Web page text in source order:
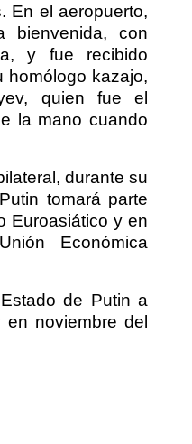
En el aeropuerto,
bienvenida, con
y fue recibido
homólogo kazajo,
quien fue el
la mano cuando
durante su
tomará parte
Euroasiático y en
Económica
de Putin a
noviembre del